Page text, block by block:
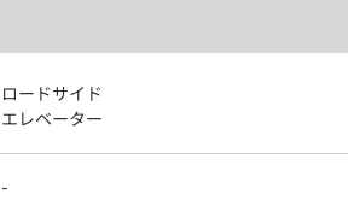
ロードサイド
エレベーター
-